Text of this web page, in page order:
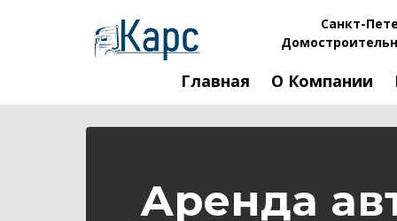
Санкт-
Главная О Компании
Аренда